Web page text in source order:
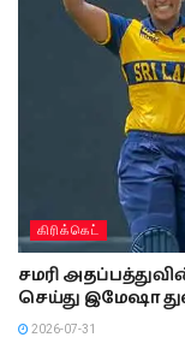
கிரிக்கெட்
சமரி
செய்து இமேஷா
2026-07-31